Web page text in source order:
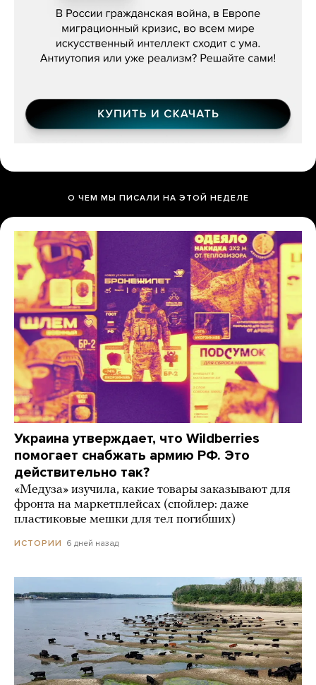
О ЧЕМ МЫ ПИСАЛИ НА ЭТОЙ НЕДЕЛЕ
Украина утверждает, что Wildberries
помогает снабжать армию РФ. Это
действительно так?
«Медуза» изучила, какие товары заказывают для
фронта на маркетплейсах (спойлер: даже
пластиковые мешки для тел погибших)
ИСТОРИИ 6 дней назад